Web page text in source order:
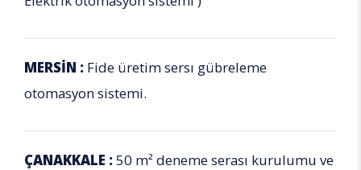
MERSİN : Fide üretim sersı gübreleme
otomasyon sistemi.
ÇANAKKALE :50 m² deneme serası kurulumu ve